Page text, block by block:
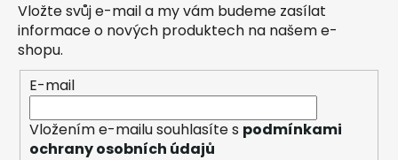
Vložte svůj e-mail a my vám budeme zasílat
informace o nových produktech na našem e-
shopu.
E-mail
Vložením e-mailu souhlasíte s podmínkami
ochrany osobních údajů